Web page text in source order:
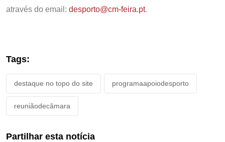
através do email: desporto@cm-feira.pt.
Tags:
destaque no topo do site programaapoiodesporto
reuniãodecâmara
Partilhar esta notícia